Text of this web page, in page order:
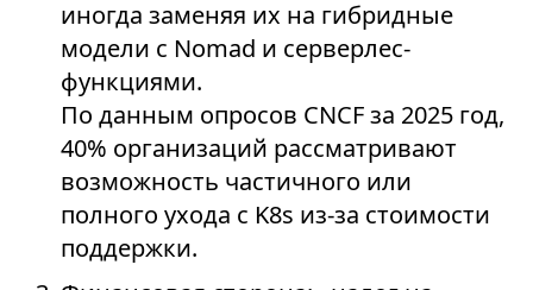
иногда заменяя их на гибридные
модели с Nomad и серверлес-
функциями.
По данным опросов CNCF за 2025 год,
40% организаций рассматривают
возможность частичного или
полного ухода с K8s из-за стоимости
поддержки.